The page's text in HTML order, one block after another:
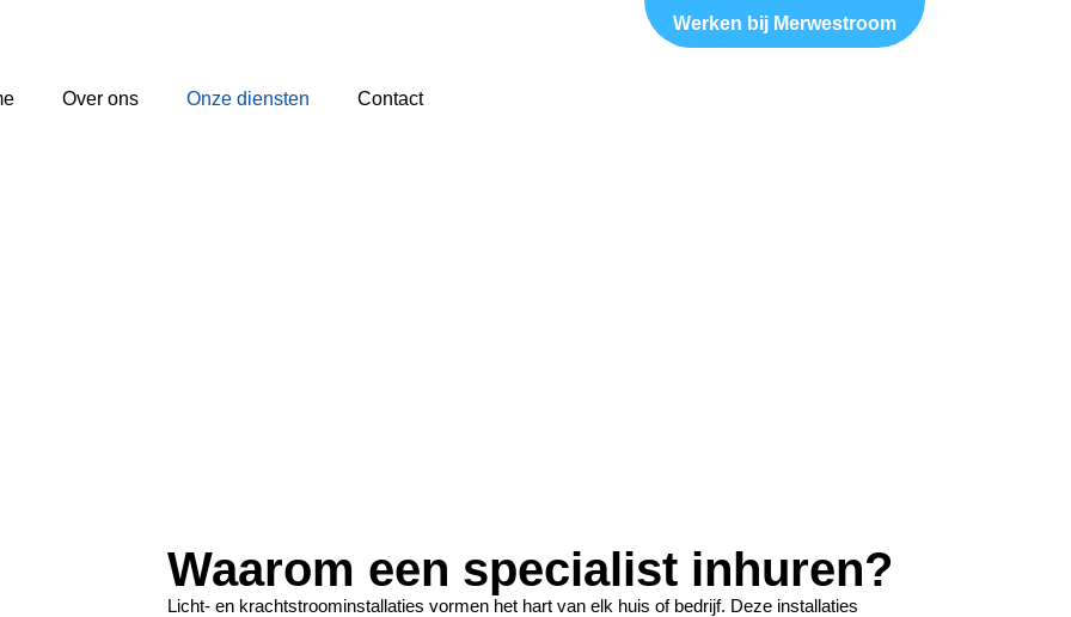
Werken bij Merwestroom
Over ons Onze diensten Contact
Waarom een specialist inhuren?
Licht- en krachtstroominstallaties vormen het hart van elk huis of bedrijf. Deze installaties